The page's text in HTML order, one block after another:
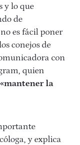
y lo que
de
es fácil poner
conejos de
con
quien
«mantener la
y explica